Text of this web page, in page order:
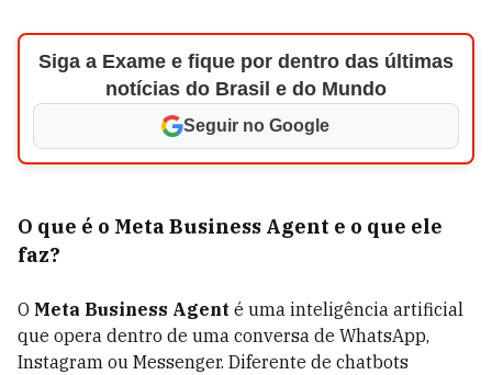
Siga a Exame e fique por dentro das últimas
notícias do Brasil e do Mundo
Seguir no Google
O que é o Meta Business Agent e o que ele
faz?
O Meta Business Agent é uma inteligência artificial
que opera dentro de uma conversa de WhatsApp,
Instagram ou Messenger. Diferente de chatbots